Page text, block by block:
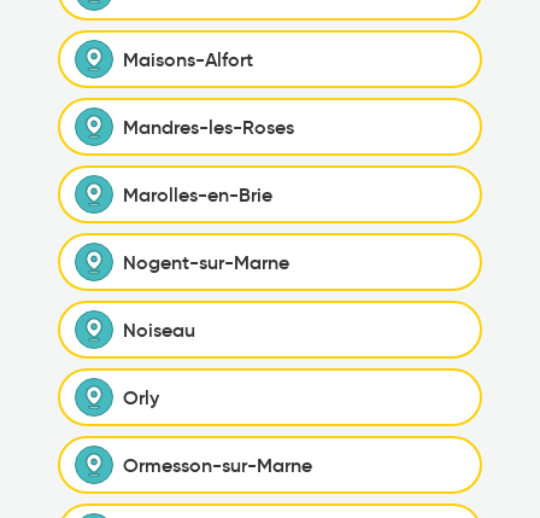
Maisons-Alfort
Mandres-les-Roses
Marolles-en-Brie
Nogent-sur-Marne
Noiseau
Orly
Ormesson-sur-Marne